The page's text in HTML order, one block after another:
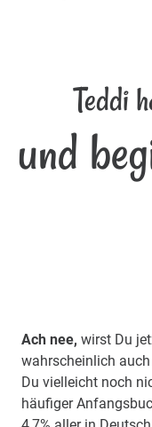
Teddi
und
Ach nee, wirst Du
wahrscheinlich
Du vielleicht noch
häufiger